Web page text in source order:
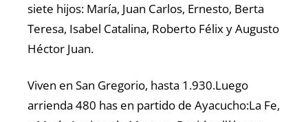
siete hijos: María, Juan Carlos, Ernesto, Berta
Teresa, Isabel Catalina, Roberto Félix y Augusto
Héctor Juan.
Viven en San Gregorio, hasta 1.930.Luego
arrienda 480 has en partido de Ayacucho:La Fe,